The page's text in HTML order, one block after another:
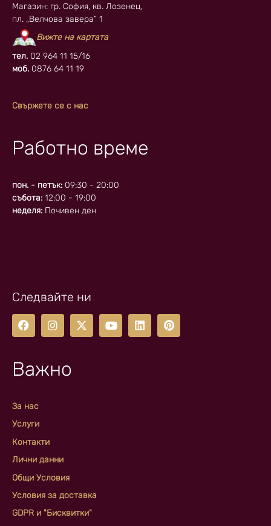
Магазин: гр. София, кв. Лозенец,
пл. „Велчова завера” 1
Вижте на картата
тел. 02 964 11 15/16
моб. 0876 64 11 19
Свържете се с нас
Работно време
пон. - петък: 09:30 - 20:00
събота: 12:00 - 19:00
неделя: Почивен ден
Следвайте ни
Важно
За нас
Услуги
Контакти
Лични данни
Общи Условия
Условия за доставка
GDPR и "Бисквитки"